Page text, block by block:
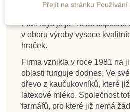
PLAN TOYS
PlanToys je již 40 let úspěšně
v oboru výroby vysoce
hraček.
Firma vznikla v roce 1981 na
oblasti funguje dodnes. Ve
dřevo z kaučukovníků, které
latexové mléko. Společnost
farmářů, pro které již nemá
Přejít na stránku Používání